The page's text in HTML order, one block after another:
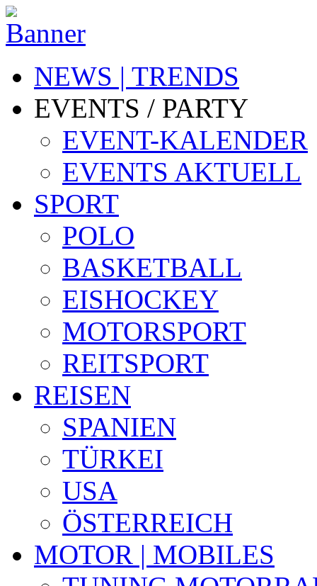
NEWS | TRENDS
EVENTS / PARTY
EVENT-KALENDER
EVENTS AKTUELL
SPORT
POLO
BASKETBALL
EISHOCKEY
MOTORSPORT
REITSPORT
REISEN
SPANIEN
TÜRKEI
USA
ÖSTERREICH
MOTOR | MOBILES